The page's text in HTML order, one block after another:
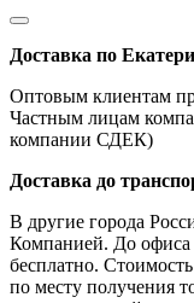
Доставка по
Оптовым клиентам
Частным лицам
компании СДЕК)
Доставка до
В другие города
Компанией. До офиса
бесплатно.
по месту получения